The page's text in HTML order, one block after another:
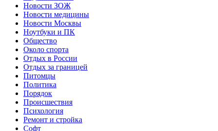
Новости ЗОЖ
Новости медицины
Новости Москвы
Ноутбуки и ПК
Общество
Около спорта
Отдых в России
Отдых за границей
Питомцы
Политика
Порядок
Происшествия
Психология
Ремонт и стройка
Софт